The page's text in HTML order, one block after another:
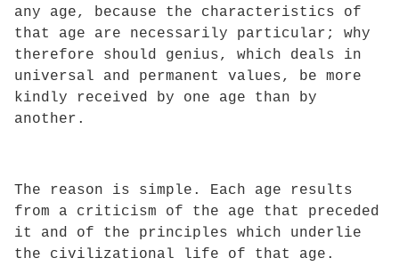
any age, because the characteristics of
that age are necessarily particular; why
therefore should genius, which deals in
universal and permanent values, be more
kindly received by one age than by
another.
The reason is simple. Each age results
from a criticism of the age that preceded
it and of the principles which underlie
the civilizational life of that age.